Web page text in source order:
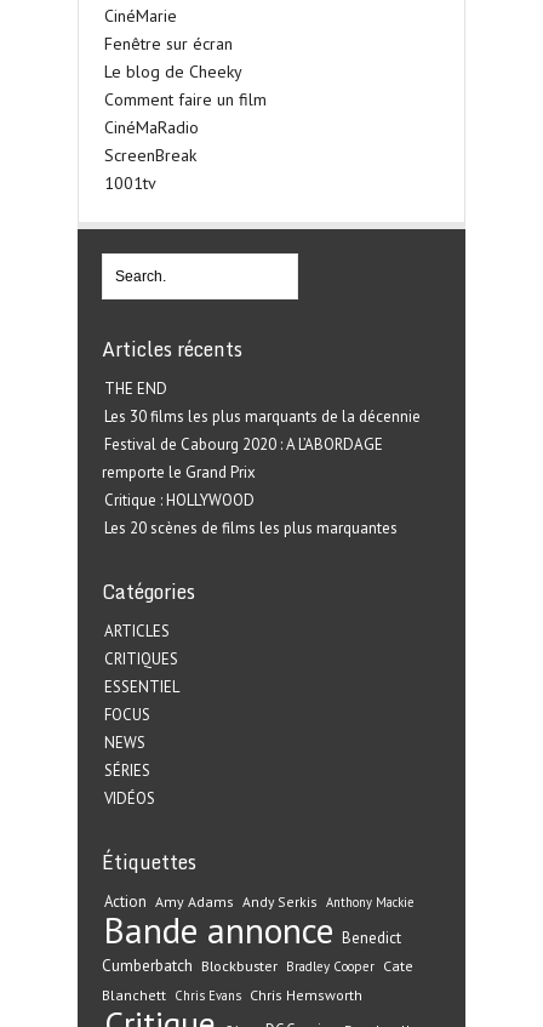
CinéMarie
Fenêtre sur écran
Le blog de Cheeky
Comment faire un film
CinéMaRadio
ScreenBreak
1001tv
Articles récents
THE END
Les 30 films les plus marquants de la décennie
Festival de Cabourg 2020 : A L’ABORDAGE
remporte le Grand Prix
Critique : HOLLYWOOD
Les 20 scènes de films les plus marquantes
Catégories
ARTICLES
CRITIQUES
ESSENTIEL
FOCUS
NEWS
SÉRIES
VIDÉOS
Étiquettes
Action Amy Adams Andy Serkis Anthony Mackie
Bande annonce Benedict
Cumberbatch Blockbuster Bradley Cooper Cate
Blanchett Chris Evans Chris Hemsworth